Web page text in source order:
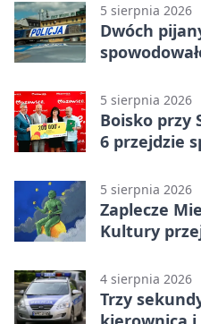
5 sierpnia 2026
Dwóch
5 sierpnia 2026
Boisko przy
6 przejdzie
5 sierpnia 2026
Zaplecze
Kultury
4 sierpnia 2026
Trzy